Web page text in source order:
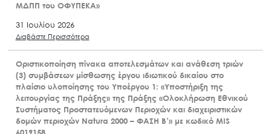
ΜΔΠΠ του ΟΦΥΠΕΚΑ»
31 Ιουλίου 2026
Διαβάστε Περισσότερα
Οριστικοποίηση πίνακα αποτελεσμάτων και ανάθεση τριών
(3) συμβάσεων μίσθωσης έργου ιδιωτικού δικαίου στο
πλαίσιο υλοποίησης του Υποέργου 1: «Υποστήριξη της
λειτουργίας της Πράξης» της Πράξης «Ολοκλήρωση Εθνικού
Συστήματος Προστατευόμενων Περιοχών και διαχειριστικών
δομών περιοχών Natura 2000 – ΦΑΣΗ Β’» με κωδικό MIS
6019158.